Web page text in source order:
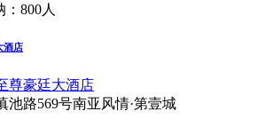
800人
酒店
尊豪廷大酒店
池路569号南亚风情·第壹城